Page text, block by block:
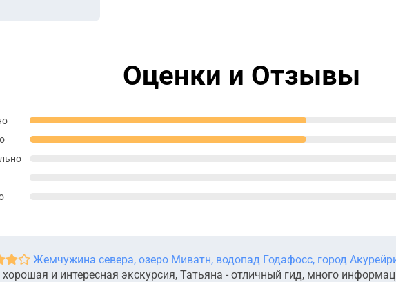
Оценки и Отзывы
Жемчужина севера, озеро Миватн, водопад Годафосс, город
и интересная экскурсия, Татьяна - отличный гид, много